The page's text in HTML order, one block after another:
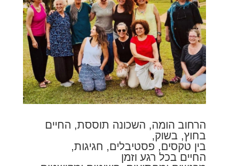
הרחוב הומה, השכונה תוססת, החיים
בחוץ, בשוק,
בין טקסים, פסטיבלים, חגיגות,
החיים בכל רגע וזמן